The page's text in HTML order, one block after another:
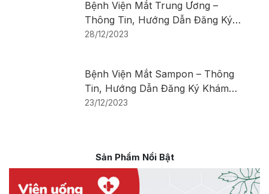
Bệnh Viện Mắt Trung Ương –
Thông Tin, Hướng Dẫn Đăng Ký
Khám Bệnh
28/12/2023
Bệnh Viện Mắt Sampon – Thông
Tin, Hướng Dẫn Đăng Ký Khám
Bệnh
23/12/2023
Sản Phẩm Nổi Bật